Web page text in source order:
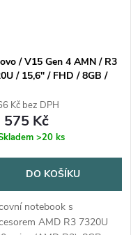
/ V15 Gen 4 AMN / R3
/ 15,6" / FHD / 8GB /
/ 2R
Kč bez DPH
575 Kč
>20 ks
DO KOŠÍKU
notebook s
AMD R3 7320U